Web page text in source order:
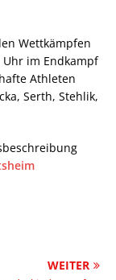
Wettkämpfen
im Endkampf
Athleten
Serth, Stehlik,
WEITER